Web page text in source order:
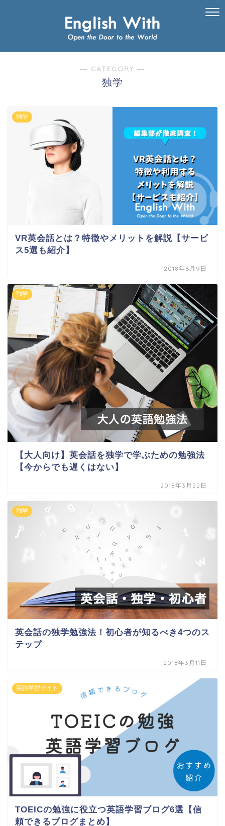
― CATEGORY ―
独学
独学
VR英会話とは？特徴やメリットを解説【サービ
ス5選も紹介】
2018年6月9日
独学
【大人向け】英会話を独学で学ぶための勉強法
【今からでも遅くはない】
2018年3月22日
独学
英会話の独学勉強法！初心者が知るべき4つのス
テップ
2018年3月11日
英語学習サイト
TOEICの勉強に役立つ英語学習ブログ6選【信
頼できるブログまとめ】